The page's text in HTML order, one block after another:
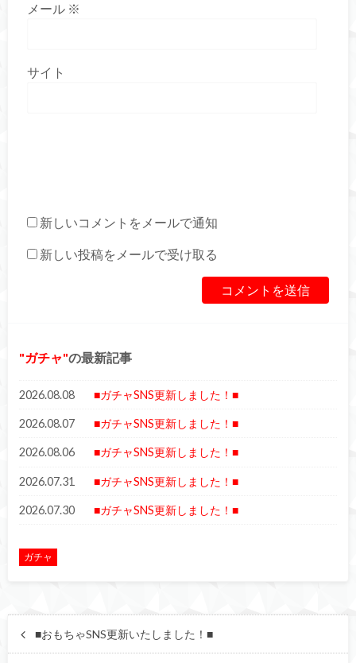
メール ※
サイト
新しいコメントをメールで通知
新しい投稿をメールで受け取る
ガチャ の最新記事
2026.08.08 ■ガチャSNS更新しました！■
2026.08.07 ■ガチャSNS更新しました！■
2026.08.06 ■ガチャSNS更新しました！■
2026.07.31 ■ガチャSNS更新しました！■
2026.07.30 ■ガチャSNS更新しました！■
ガチャ
■おもちゃSNS更新いたしました！■